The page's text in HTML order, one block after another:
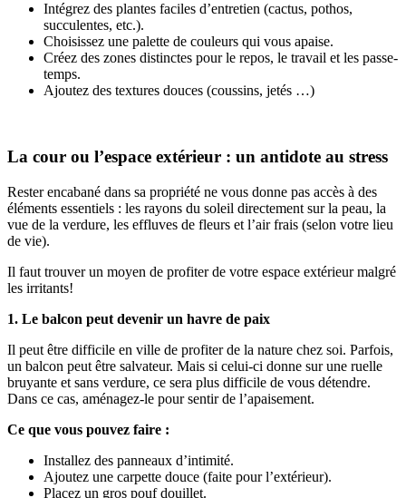
Intégrez des plantes faciles d’entretien (cactus, pothos,
succulentes, etc.).
Choisissez une palette de couleurs qui vous apaise.
Créez des zones distinctes pour le repos, le travail et les passe-
temps.
Ajoutez des textures douces (coussins, jetés …)
La cour ou l’espace extérieur : un antidote au stress
Rester encabané dans sa propriété ne vous donne pas accès à des
éléments essentiels : les rayons du soleil directement sur la peau, la
vue de la verdure, les effluves de fleurs et l’air frais (selon votre lieu
de vie).
Il faut trouver un moyen de profiter de votre espace extérieur malgré
les irritants!
1. Le balcon peut devenir un havre de paix
Il peut être difficile en ville de profiter de la nature chez soi. Parfois,
un balcon peut être salvateur. Mais si celui-ci donne sur une ruelle
bruyante et sans verdure, ce sera plus difficile de vous détendre.
Dans ce cas, aménagez-le pour sentir de l’apaisement.
Ce que vous pouvez faire :
Installez des panneaux d’intimité.
Ajoutez une carpette douce (faite pour l’extérieur).
Placez un gros pouf douillet.